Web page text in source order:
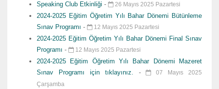
Speaking Club Etkinliği - 26 Mayıs 2025 Pazartesi
2024-2025 Eğitim Öğretim Yılı Bahar Dönemi Bütünleme
Sınav Programı - 12 Mayıs 2025 Pazartesi
2024-2025 Eğitim Öğretim Yılı Bahar Dönemi Final Sınav
Programı - 12 Mayıs 2025 Pazartesi
2024-2025 Eğitim Öğretim Yılı Bahar Dönemi Mazeret
Sınav Programı için tıklayınız. -
07 Mayıs 2025
Çarşamba